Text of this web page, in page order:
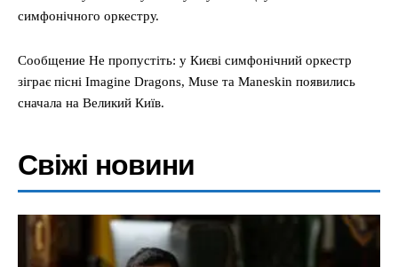
симфонічного оркестру.
Сообщение Не пропустіть: у Києві симфонічний оркестр
зіграє пісні Imagine Dragons, Muse та Mаneskin появились
сначала на Великий Київ.
Свіжі новини